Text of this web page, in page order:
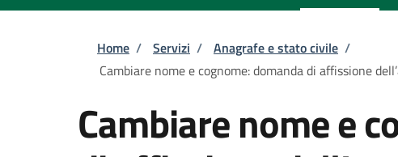
Briciole di pane
Home / Servizi / Anagrafe e stato civile /
Cambiare nome e cognome: domanda di affissione
Cambiare nome e